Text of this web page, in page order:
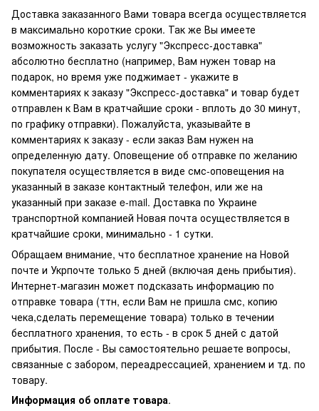
Доставка заказанного Вами товара всегда осуществляется
в максимально короткие сроки. Так же Вы имеете
возможность заказать услугу "Экспресс-доставка"
абсолютно бесплатно (например, Вам нужен товар на
подарок, но время уже поджимает - укажите в
комментариях к заказу "Экспресс-доставка" и товар будет
отправлен к Вам в кратчайшие сроки - вплоть до 30 минут,
по графику отправки). Пожалуйста, указывайте в
комментариях к заказу - если заказ Вам нужен на
определенную дату. Оповещение об отправке по желанию
покупателя осуществляется в виде смс-оповещения на
указанный в заказе контактный телефон, или же на
указанный при заказе e-mail. Доставка по Украине
транспортной компанией Новая почта осуществляется в
кратчайшие сроки, минимально - 1 сутки.
Обращаем внимание, что бесплатное хранение на Новой
почте и Укрпочте только 5 дней (включая день прибытия).
Интернет-магазин может подсказать информацию по
отправке товара (ттн, если Вам не пришла смс, копию
чека,сделать перемещение товара) только в течении
бесплатного хранения, то есть - в срок 5 дней с датой
прибытия. После - Вы самостоятельно решаете вопросы,
связанные с забором, переадрессацией, хранением и тд. по
товару.
Информация об оплате товара.